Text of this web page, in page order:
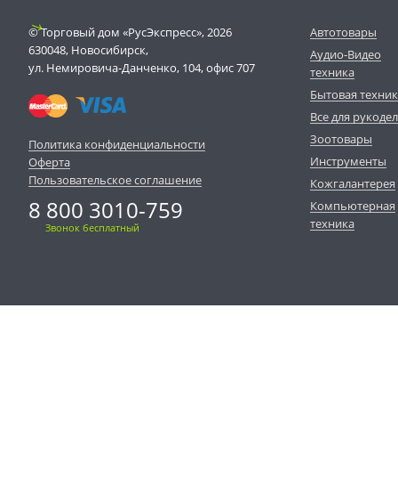
© Торговый дом «РусЭкспресс», 2026
630048, Новосибирск,
ул. Немировича-Данченко, 104, офис 707
Политика конфиденциальности
Оферта
Пользовательское соглашение
8 800 3010-759
Звонок бесплатный
Автотовары
Аудио-Видео
техника
Бытовая
Все для
Зоотовары
Инструменты
Кожгалантерея
Компьютерная
техника